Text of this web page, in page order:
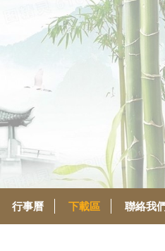
行事曆 下載區 聯絡我們